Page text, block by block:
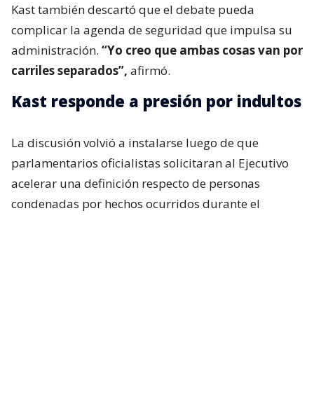
Kast también descartó que el debate pueda
complicar la agenda de seguridad que impulsa su
administración. “Yo creo que ambas cosas van por
carriles separados”, afirmó.
Kast responde a presión por indultos
La discusión volvió a instalarse luego de que
parlamentarios oficialistas solicitaran al Ejecutivo
acelerar una definición respecto de personas
condenadas por hechos ocurridos durante el